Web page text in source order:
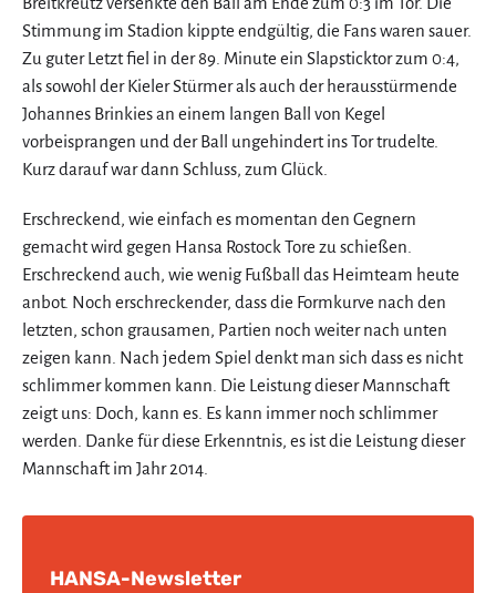
Stimmung im Stadion kippte endgültig, die Fans waren sauer.
Zu guter Letzt fiel in der 89. Minute ein Slapsticktor zum 0:4,
als sowohl der Kieler Stürmer als auch der herausstürmende
Johannes Brinkies an einem langen Ball von Kegel
vorbeisprangen und der Ball ungehindert ins Tor trudelte.
Kurz darauf war dann Schluss, zum Glück.
Erschreckend, wie einfach es momentan den Gegnern
gemacht wird gegen Hansa Rostock Tore zu schießen.
Erschreckend auch, wie wenig Fußball das Heimteam heute
anbot. Noch erschreckender, dass die Formkurve nach den
letzten, schon grausamen, Partien noch weiter nach unten
zeigen kann. Nach jedem Spiel denkt man sich dass es nicht
schlimmer kommen kann. Die Leistung dieser Mannschaft
zeigt uns: Doch, kann es. Es kann immer noch schlimmer
werden. Danke für diese Erkenntnis, es ist die Leistung dieser
Mannschaft im Jahr 2014.
HANSA-Newsletter